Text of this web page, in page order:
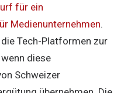
für ein
Medienunternehmen.
Tech-Platformen zur
diese
Schweizer